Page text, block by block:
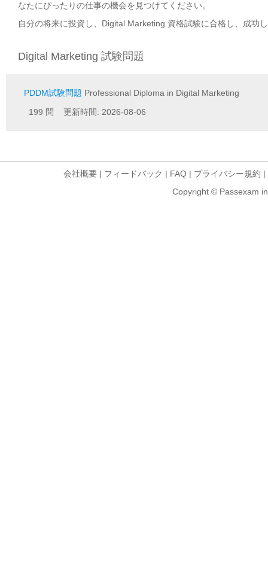
なたにぴったりの仕事の機会を見つけてください。
自分の将来に投資し、Digital Marketing 資格試験に合格し、成功
Digital Marketing 試験問題
PDDM試験問題 Professional Diploma in Digital Marketing
199 問 更新時間: 2026-08-06
会社概要 | フィードバック | FAQ | プライバシー規約 |
Copyright © Passexam